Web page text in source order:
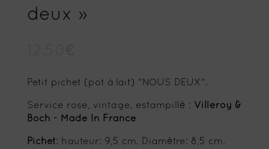
deux »
Petit pichet (pot à lait) "NOUS DEUX".
Service rose, vintage, estampillé : Villeroy &
Boch - Made In France
Pichet: hauteur: 9,5 cm. Diamètre: 8,5 cm.